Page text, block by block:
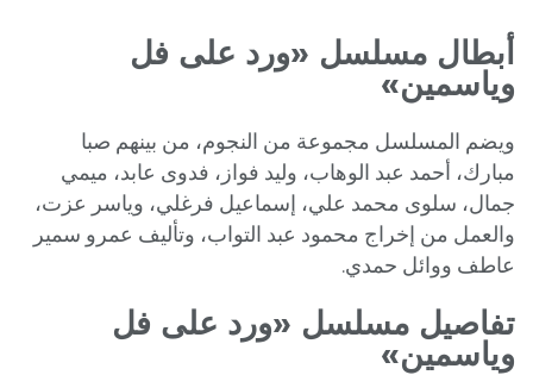
أبطال مسلسل «ورد على فل
وياسمين»
ويضم المسلسل مجموعة من النجوم، من بينهم صبا
مبارك، أحمد عبد الوهاب، وليد فواز، فدوى عابد، ميمي
جمال، سلوى محمد علي، إسماعيل فرغلي، وياسر عزت،
والعمل من إخراج محمود عبد التواب، وتأليف عمرو سمير
عاطف ووائل حمدي.
تفاصيل مسلسل «ورد على فل
وياسمين»